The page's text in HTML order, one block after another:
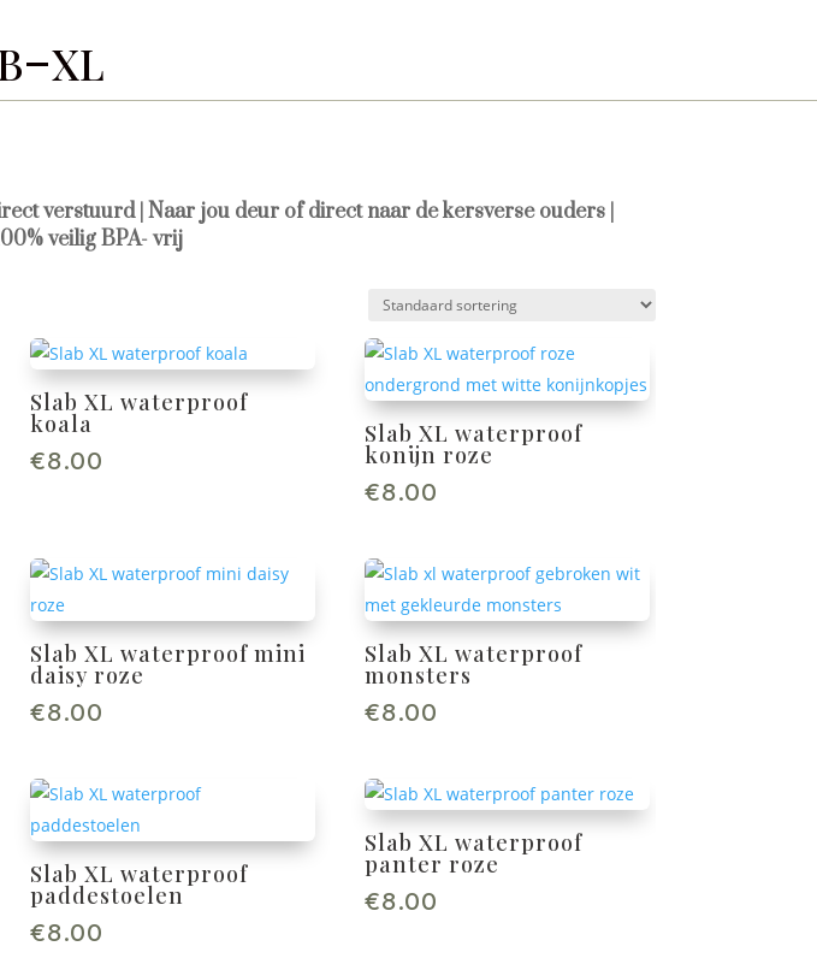
xl
verstuurd | Naar jou deur of direct naar de kersverse ouders |
veilig BPA- vrij
Slab XL waterproof
koala
€8.00
Slab XL waterproof
konijn roze
€8.00
Slab XL waterproof mini
daisy roze
€8.00
Slab XL waterproof
monsters
€8.00
Slab XL waterproof
paddestoelen
€8.00
Slab XL waterproof
panter roze
€8.00